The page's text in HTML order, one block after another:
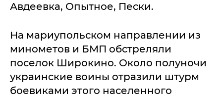
Авдеевка, Опытное, Пески.
На мариупольском направлении из
минометов и БМП обстреляли
поселок Широкино. Около полуночи
украинские воины отразили штурм
боевиками этого населенного